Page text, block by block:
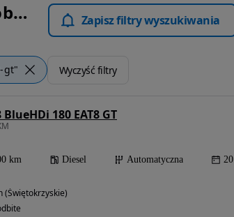
Peugeot 508 - Samochody Osobowe Zapisz filtry wyszukiwania
gt" Wyczyść filtry
180 EAT8 GT
km Diesel Automatyczna
(Świętokrzyskie)